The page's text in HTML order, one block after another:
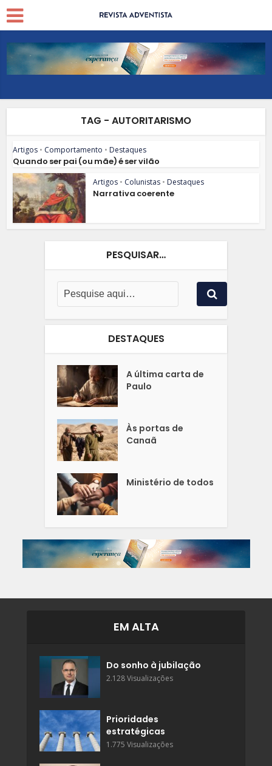
TAG - AUTORITARISMO
Artigos • Comportamento • Destaques
Quando ser pai (ou mãe) é ser vilão
Artigos • Colunistas • Destaques
Narrativa coerente
PESQUISAR…
DESTAQUES
A última carta de
Paulo
Às portas de
Canaã
Ministério de todos
EM ALTA
Do sonho à jubilação
2.128 Visualizações
Prioridades
estratégicas
1.775 Visualizações